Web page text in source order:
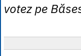
votez pe